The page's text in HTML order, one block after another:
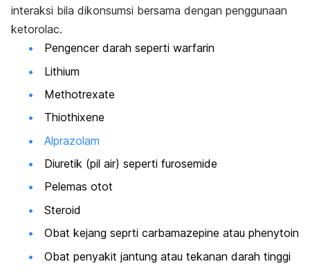
interaksi bila dikonsumsi bersama dengan penggunaan
ketorolac.
Pengencer darah seperti warfarin
Lithium
Methotrexate
Thiothixene
Alprazolam
Diuretik (pil air) seperti furosemide
Pelemas otot
Steroid
Obat kejang seprti carbamazepine atau phenytoin
Obat penyakit jantung atau tekanan darah tinggi